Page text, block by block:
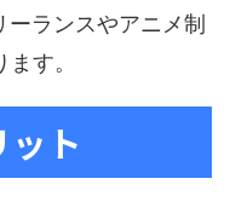
ランスやアニメ制
す。
ト